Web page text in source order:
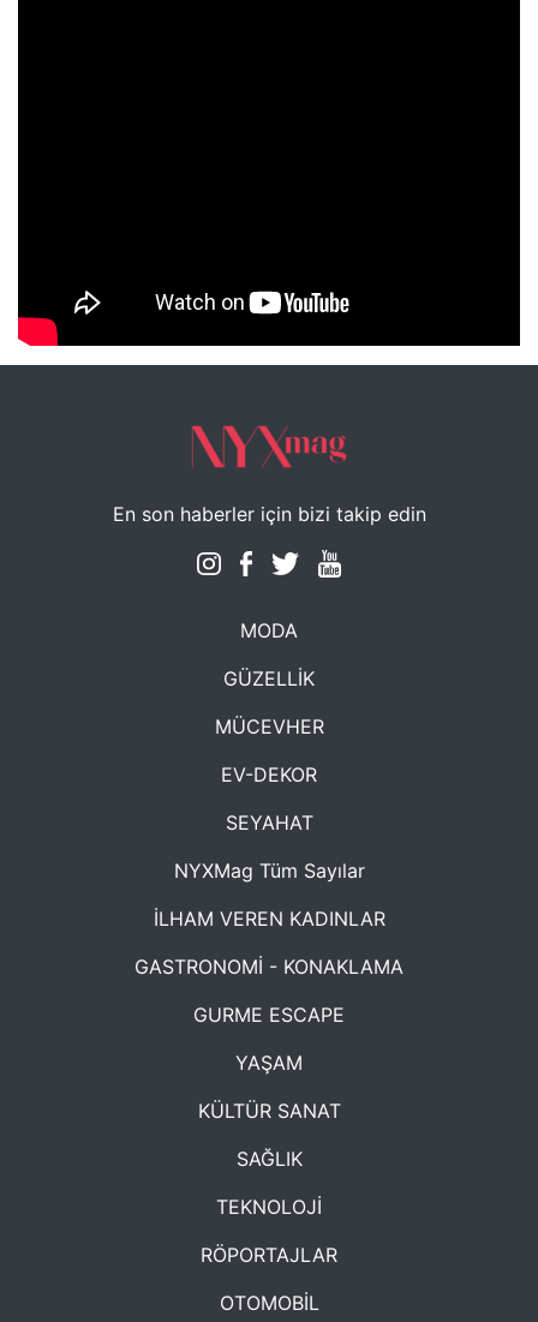
NYXmag 2. Yaş Kutlama Etkinliği
En son haberler için bizi takip edin
MODA
GÜZELLİK
MÜCEVHER
EV-DEKOR
SEYAHAT
NYXMag Tüm Sayılar
İLHAM VEREN KADINLAR
GASTRONOMİ - KONAKLAMA
GURME ESCAPE
YAŞAM
KÜLTÜR SANAT
SAĞLIK
TEKNOLOJİ
RÖPORTAJLAR
OTOMOBİL